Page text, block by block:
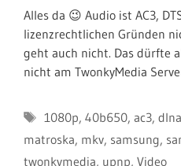
Alles da 😉 Audio ist AC3,
lizenzrechtlichen Gründen
geht auch nicht. Das dürfte
nicht am TwonkyMedia
Schlagwörter
1080p, 40b650, ac3, dlna
matroska, mkv, samsung,
twonkymedia, upnp, Video